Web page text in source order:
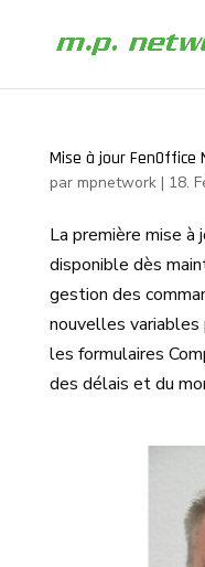
Mise à jour FenOffice
par mpnetwork| 18.
La première mise
disponible dès
gestion des
nouvelles
les formulaires
des délais et du